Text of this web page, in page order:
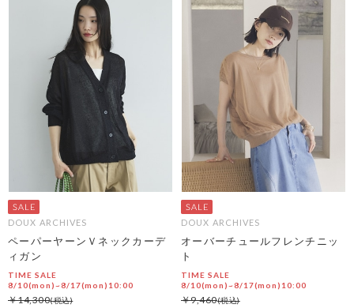
DOUX ARCHIVES
ペーパーヤーンＶネックカーデ
ィガン
TIME SALE
8/10(mon)~8/17(mon)10:00
￥14,300
DOUX ARCHIVES
オーバーチュールフレンチニッ
ト
TIME SALE
8/10(mon)~8/17(mon)10:00
￥9,460